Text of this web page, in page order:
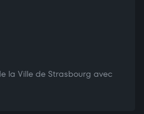
la Ville de Strasbourg avec